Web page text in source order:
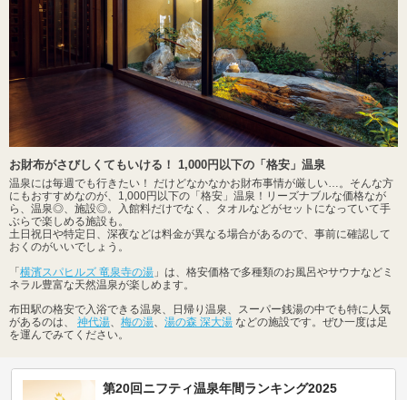
お財布がさびしくてもいける！ 1,000円以下の「格安」温泉
温泉には毎週でも行きたい！ だけどなかなかお財布事情が厳しい…。そんな方
にもおすすめなのが、1,000円以下の「格安」温泉！リーズナブルな価格なが
ら、温泉◎、施設◎。入館料だけでなく、タオルなどがセットになっていて手
ぶらで楽しめる施設も。
土日祝日や特定日、深夜などは料金が異なる場合があるので、事前に確認して
おくのがいいでしょう。
「 横濱スパヒルズ 竜泉寺の湯 」は、格安価格で多種類のお風呂やサウナなどミ
ネラル豊富な天然温泉が楽しめます。
布田駅の格安で入浴できる温泉、日帰り温泉、スーパー銭湯の中でも特に人気
があるのは、 神代湯、 梅の湯、 湯の森 深大湯 などの施設です。ぜひ一度は足
を運んでみてください。
第20回ニフティ温泉年間ランキング2025